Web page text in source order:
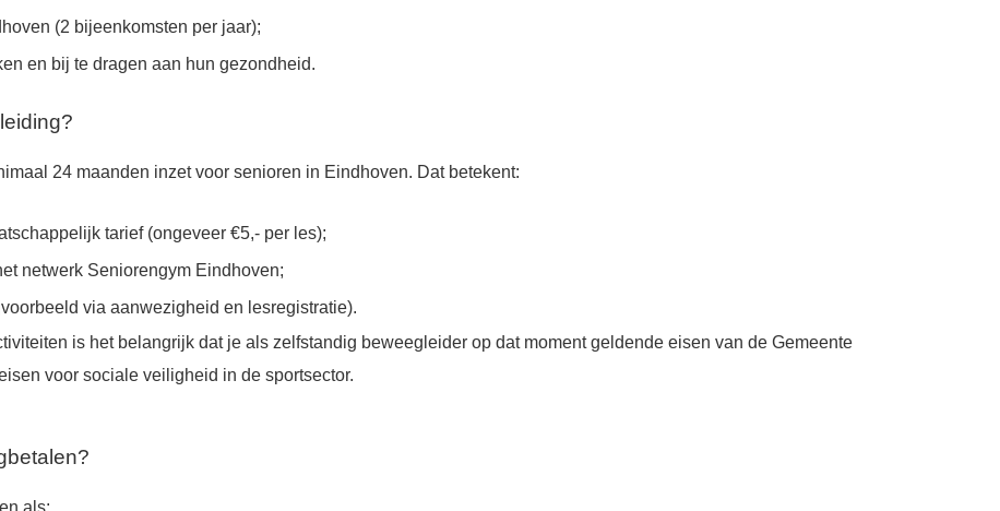
(2 bijeenkomsten per jaar);
en bij te dragen aan hun gezondheid.
24 maanden inzet voor senioren in Eindhoven. Dat betekent:
tarief (ongeveer €5,- per les);
netwerk Seniorengym Eindhoven;
via aanwezigheid en lesregistratie).
is het belangrijk dat je als zelfstandig beweegleider op dat moment geldende eisen van de Gemeente
voor sociale veiligheid in de sportsector.
als: